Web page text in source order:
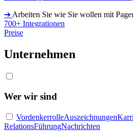
➔ Arbeiten Sie wie Sie wollen mit
700+ Integrationen
Preise
Unternehmen
Wer wir sind
VordenkerrolleAuszeichnungen
RelationsFührungNachrichten